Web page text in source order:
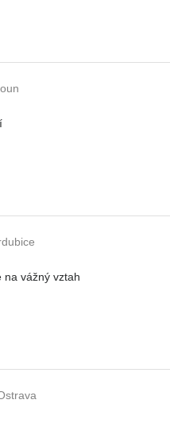
na vážný vztah